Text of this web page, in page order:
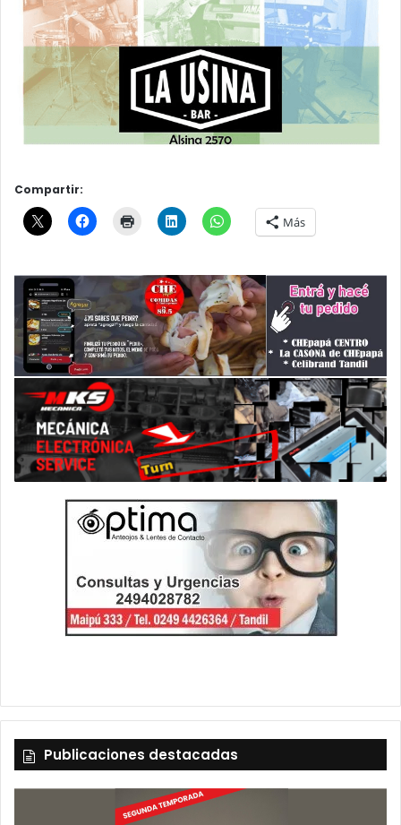
Compartir:
Más
Publicaciones destacadas